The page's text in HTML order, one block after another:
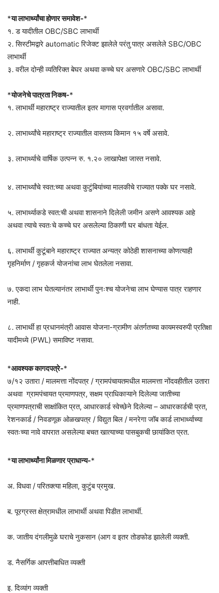
*या लाभार्थ्यांचा होणार समावेश-*
१. ड यादीतील OBC/SBC लाभार्थी
२. सिस्टीमद्वारे automatic रिजेक्ट झालेले परंतु पात्र असलेले SBC/OBC
लाभार्थी
३. वरील दोन्ही व्यतिरिक्त बेघर अथवा कच्चे घर असणारे OBC/SBC लाभार्थी
*योजनेचे पात्रता निकष-*
१. लाभार्थी महाराष्ट्र राज्यातील इतर मागास प्रवर्गातील असावा.
२. लाभार्थ्यांचे महाराष्ट्र राज्यातील वास्तव्य किमान १५ वर्षे असावे.
३. लाभार्थ्याचे वार्षिक उत्पन्न रु. १.२० लाखापेक्षा जास्त नसावे.
४. लाभार्थ्यांचे स्वत:च्या अथवा कुटुंबियांच्या मालकीचे राज्यात पक्के घर नसावे.
५. लाभार्थ्याकडे स्वत:ची अथवा शासनाने दिलेली जमीन असणे आवश्यक आहे
अथवा त्याचे स्वतःचे कच्चे घर असलेल्या ठिकाणी घर बांधता येईल.
६. लाभार्थी कुटूंबाने महाराष्ट्र राज्यात अन्यत्र कोठेही शासनाच्या कोणत्याही
गृहनिर्माण / गृहकर्ज योजनांचा लाभ घेतलेला नसावा.
७. एकदा लाभ घेतल्यानंतर लाभार्थी पुनःश्च योजनेचा लाभ घेण्यास पात्र राहणार
नाही.
८. लाभार्थी हा प्रधानमंत्री आवास योजना-ग्रामीण अंतर्गतच्या कायमस्वरुपी प्रतिक्षा
यादीमध्ये (PWL) समाविष्ट नसावा.
*आवश्यक कागदपत्रे-*
७/१२ उतारा / मालमत्ता नोंदपत्र / ग्रामपंचायतमधील मालमत्ता नोंदवहीतील उतारा
अथवा ग्रामपंचायत प्रमाणपत्र, सक्षम प्राधिकाऱ्याने दिलेल्या जातीच्या
प्रमाणपत्राची साक्षांकित प्रत, आधारकार्ड स्वेच्छेने दिलेल्या – आधारकार्डची प्रत,
रेशनकार्ड / निवडणूक ओळखपत्र / विद्युत बिल / मनरेगा जॉब कार्ड लाभार्थ्याच्या
स्वतःच्या नावे वापरात असलेल्या बचत खात्याच्या पासबुकची छायांकित प्रत.
*या लाभार्थ्यांना मिळणार प्राधान्य-*
अ. विधवा / परितक्त्या महिला, कुटुंब प्रमुख.
ब. पूरग्रस्त क्षेत्रामधील लाभार्थी अथवा पिडीत लाभार्थी.
क. जातीय दंगलीमुळे घराचे नुकसान (आग व इतर तोडफोड झालेली व्यक्ती.
ड. नैसर्गिक आपत्तीबाधित व्यक्ती
इ. दिव्यांग व्यक्ती